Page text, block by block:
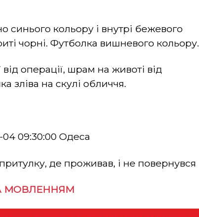
синього кольору і внутрі бежевого
чорні. Футболка вишневого кольору.
операції, шрам на животі від
зліва на скулі обличчя.
09:30:00 Одеса
де проживав, і не повернувся
МОВЛЕННЯМ